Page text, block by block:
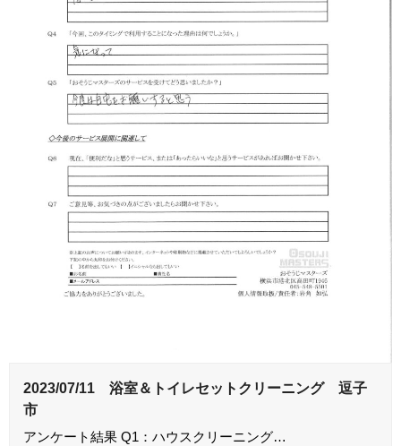
2023/07/11 浴室＆トイレセットクリーニング 逗子
市
アンケート結果 Q1：ハウスクリーニング…